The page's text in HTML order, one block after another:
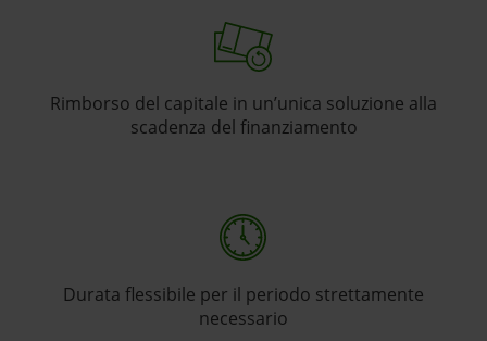
Rimborso del capitale in un’unica soluzione alla
scadenza del finanziamento
Durata flessibile per il periodo strettamente
necessario